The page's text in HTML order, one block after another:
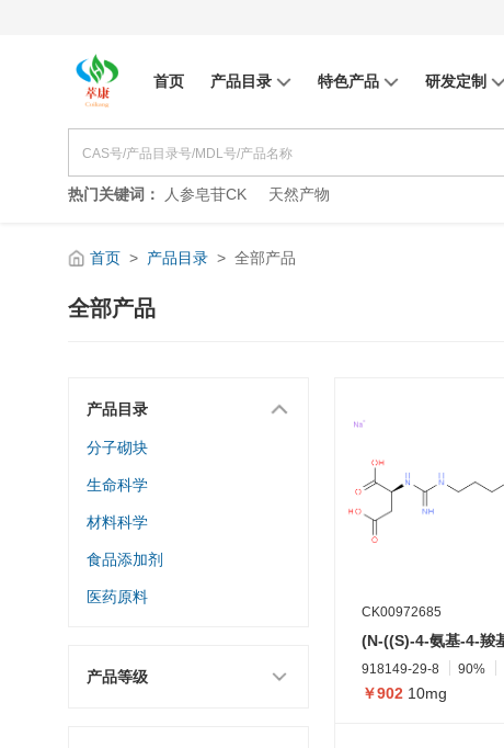
首页 产品目录 特色产品 研发定制
热门关键词： 人参皂苷CK 天然产物
首页 > 产品目录 > 全部产品
全部产品
产品目录
分子砌块
生命科学
材料科学
食品添加剂
医药原料
产品等级
CK00972685
918149-29-8 90%
￥902 10mg